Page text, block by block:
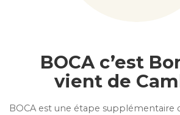
BOCA c’est
vient de
BOCA est une étape supplémentaire